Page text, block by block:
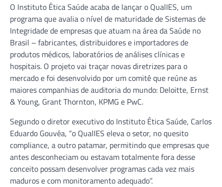
O Instituto Ética Saúde acaba de lançar o QualIES, um
programa que avalia o nível de maturidade de Sistemas de
Integridade de empresas que atuam na área da Saúde no
Brasil – fabricantes, distribuidores e importadores de
produtos médicos, laboratórios de análises clínicas e
hospitais. O projeto vai traçar novas diretrizes para o
mercado e foi desenvolvido por um comitê que reúne as
maiores companhias de auditoria do mundo: Deloitte, Ernst
& Young, Grant Thornton, KPMG e PwC.
Segundo o diretor executivo do Instituto Ética Saúde, Carlos
Eduardo Gouvêa, “o QualIES eleva o setor, no quesito
compliance, a outro patamar, permitindo que empresas que
antes desconheciam ou estavam totalmente fora desse
conceito possam desenvolver programas cada vez mais
maduros e com monitoramento adequado”.